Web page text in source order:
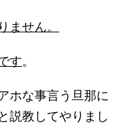
ません。
す。
ホな事言う旦那に
説教してやりまし